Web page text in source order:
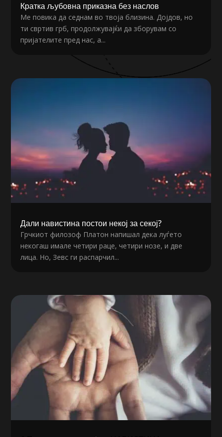
Кратка љубовна приказна без наслов
Ме повика да седнам во твоја близина. Дојдов, но
ти свртив грб, продолжувајќи да зборувам со
пријателите пред нас, а...
Дали навистина постои некој за секој?
Грчкиот филозоф Платон напишал дека луѓето
некогаш имале четири раце, четири нозе, и две
лица. Но, Зевс ги распарчил...